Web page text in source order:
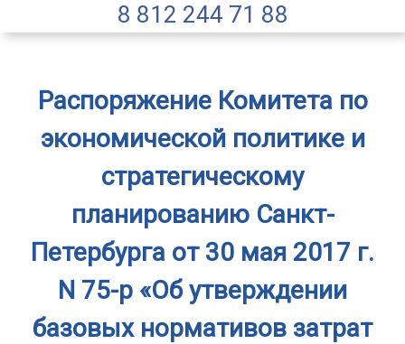
8 812 244 71 88
Распоряжение Комитета по
экономической политике и
стратегическому
планированию Санкт-
Петербурга от 30 мая 2017 г.
N 75-р «Об утверждении
базовых нормативов затрат